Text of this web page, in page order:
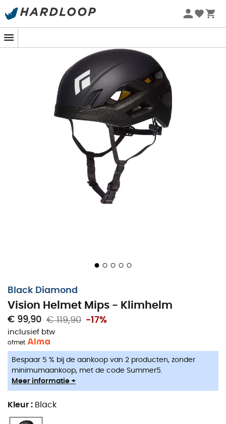
Zomeraanbiedingen 🔥 -5% EXTRA vanaf 2 producten* met
Black Diamond
Vision Helmet Mips - Klimhelm
€ 99,90 € 119,90 -17%
inclusief btw
ofmet
Bespaar 5 % bij de aankoop van 2 producten, zonder
minimumaankoop, met de code Summer5.
Meer informatie +
Kleur : Black